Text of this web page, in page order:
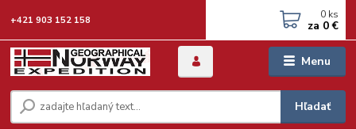
Menu
Hľadať
+421 903 152 158 0 ks
za 0 €